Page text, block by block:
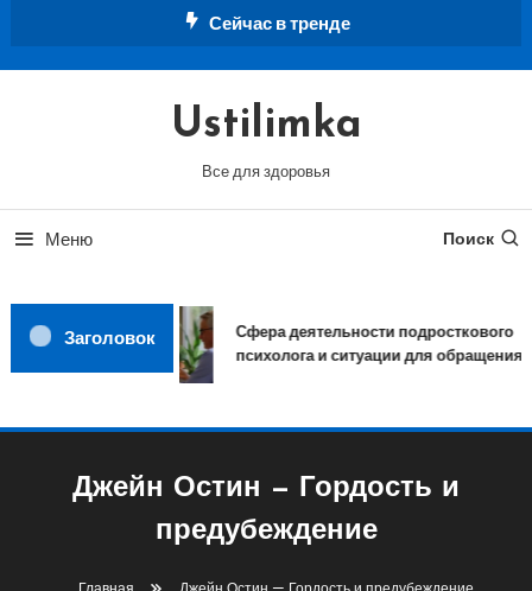
Сейчас в тренде
Ustilimka
Все для здоровья
Меню Поиск
Заголовок
Сфера деятельности подросткового
психолога и ситуации для обращения
Джейн Остин — Гордость и
предубеждение